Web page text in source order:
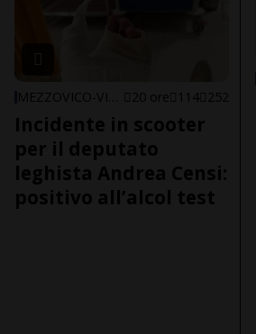
20 ore 114 252
Incidente in scooter
per il deputato
leghista Andrea Censi:
positivo all’alcol test